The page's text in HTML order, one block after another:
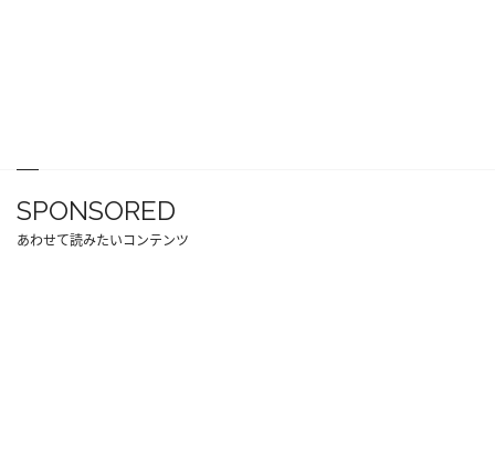
SPONSORED
あわせて読みたいコンテンツ